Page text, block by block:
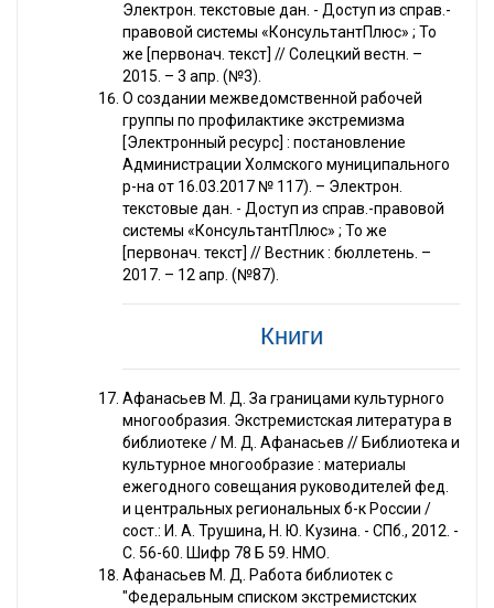
Электрон. текстовые дан. - Доступ из справ.-
правовой системы «КонсультантПлюс» ; То
же [первонач. текст] // Солецкий вестн. –
2015. – 3 апр. (№3).
О создании межведомственной рабочей
группы по профилактике экстремизма
[Электронный ресурс] : постановление
Администрации Холмского муниципального
р-на от 16.03.2017 № 117). – Электрон.
текстовые дан. - Доступ из справ.-правовой
системы «КонсультантПлюс» ; То же
[первонач. текст] // Вестник : бюллетень. –
2017. – 12 апр. (№87).
Книги
Афанасьев М. Д. За границами культурного
многообразия. Экстремистская литература в
библиотеке / М. Д. Афанасьев // Библиотека и
культурное многообразие : материалы
ежегодного совещания руководителей фед.
и центральных региональных б-к России /
сост.: И. А. Трушина, Н. Ю. Кузина. - СПб., 2012. -
С. 56-60. Шифр 78 Б 59. НМО.
Афанасьев М. Д. Работа библиотек с
"Федеральным списком экстремистских